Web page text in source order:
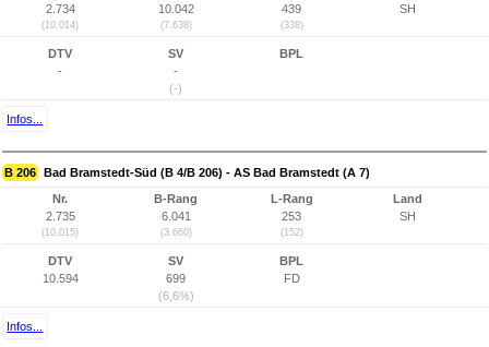
2.734
(10.014)
10.042
(7.638)
439
(338)
SH
DTV
-
SV
-
(-)
BPL
Infos...
B 206 Bad Bramstedt-Süd (B 4/B 206) - AS Bad Bramstedt (A 7)
Nr.
2.735
(10.015)
B-Rang
6.041
(3.660)
L-Rang
253
(152)
Land
SH
DTV
10.594
SV
699
(6,6%)
BPL
FD
Infos...